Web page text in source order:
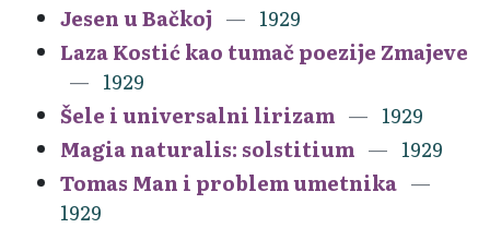
Jesen u Bačkoj
1929
Laza Kostić kao tumač poezije Zmajeve
1929
Šele i universalni lirizam
1929
Magia naturalis: solstitium
1929
Tomas Man i problem umetnika
1929